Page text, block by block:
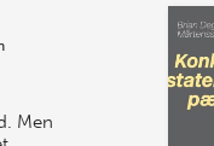
Men